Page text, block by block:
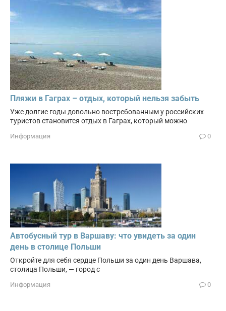
Пляжи в Гаграх – отдых, который нельзя забыть
Уже долгие годы довольно востребованным у российских
туристов становится отдых в Гаграх, который можно
Информация 0
Автобусный тур в Варшаву: что увидеть за один
день в столице Польши
Откройте для себя сердце Польши за один день Варшава,
столица Польши, — город с
Информация 0